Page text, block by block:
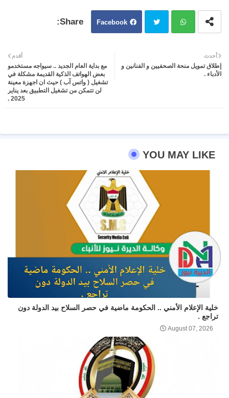
Facebook
ter atsa
أحدث
إطلاق تمويل منحة الصحفيين و الفنانين و
الأدباء .
أقدم
مع بداية العام الجديد .. سيواجه مستخدمو
بعض الهواتف الذكية القديمة مشكلة في
تشغيل ( واتس آب ) حيث ان اجهزة معينة
لن تتمكن من تشغيل التطبيق بعد يناير
2025 .
YOU MAY LIKE
خلية الإعلام الأمني .. الحكومة ماضية في حصر السلاح بيد الدولة دون
تراجع .
August 07, 2026